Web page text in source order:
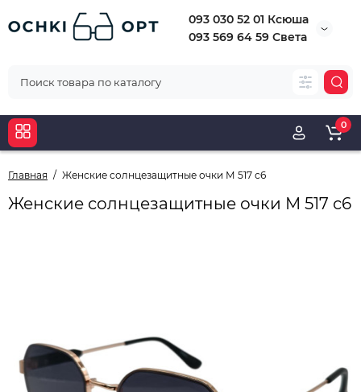
093 030 52 01 Ксюша
093 569 64 59 Света
0
Главная Женские солнцезащитные очки М 517 с6
Женские солнцезащитные очки М 517 с6